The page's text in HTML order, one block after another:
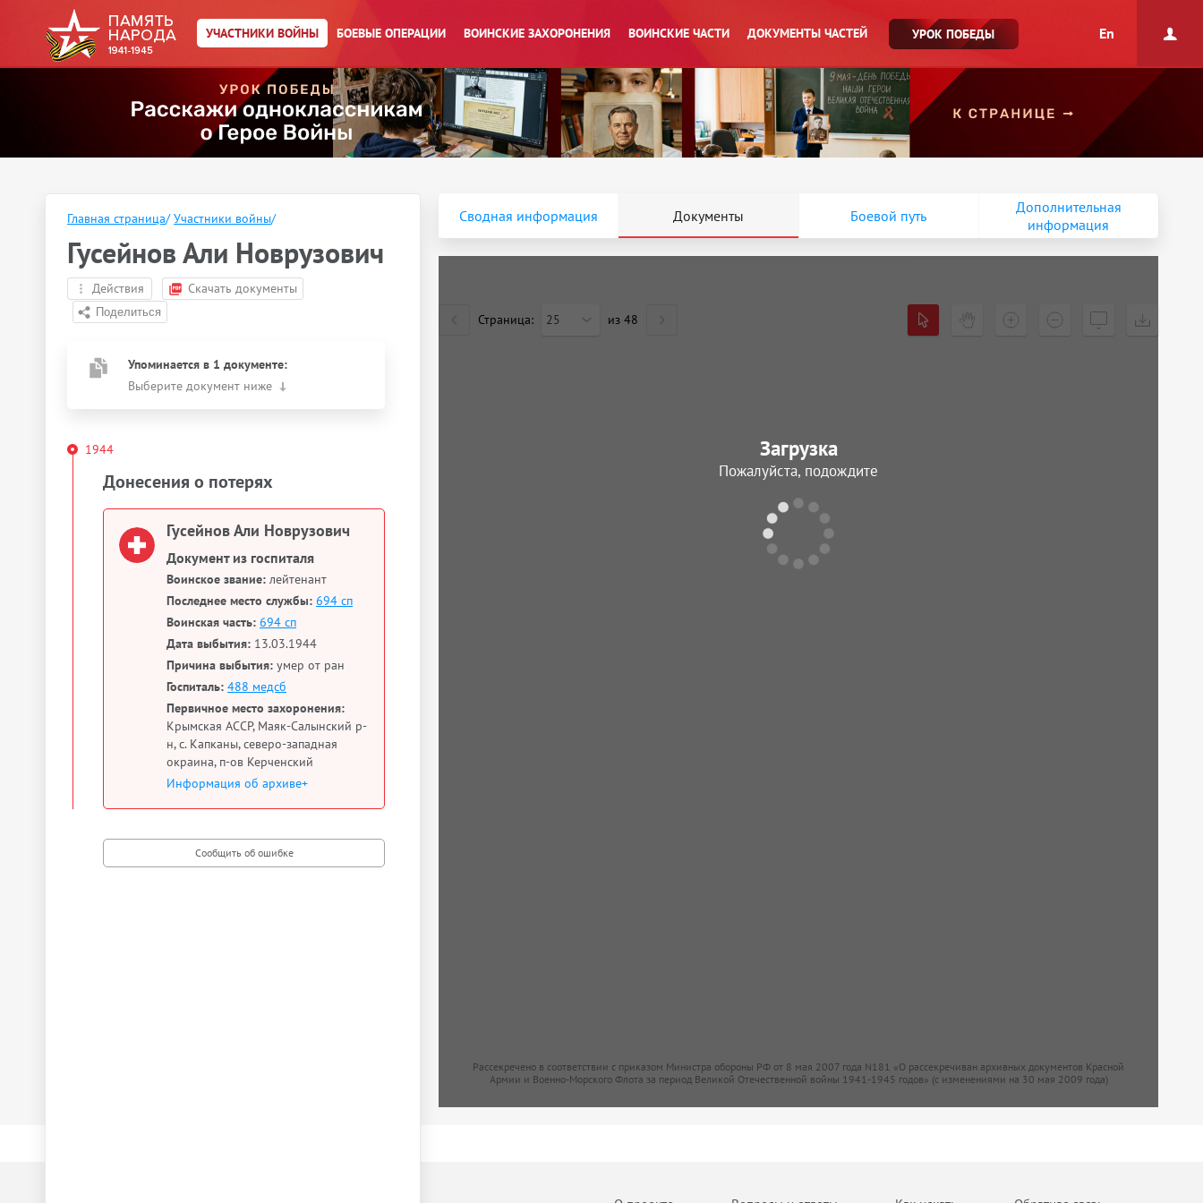
УЧАСТНИКИ ВОЙНЫ БОЕВЫЕ ОПЕРАЦИИ ВОИНСКИЕ ЗАХОРОНЕНИЯ ВОИНСКИЕ ЧАСТИ ДОКУМЕНТЫ ЧАСТЕЙ УРОК ПОБЕДЫ En
Главная страница/ Участники войны/
Гусейнов Али Новрузович
Действия Скачать документы
Упоминается в 1 документе:
Выберите документ ниже
1944
Донесения о потерях
Гусейнов Али Новрузович
Документ из госпиталя
Воинское звание: лейтенант
Последнее место службы: 694 сп
Воинская часть: 694 сп
Дата выбытия: 13.03.1944
Причина выбытия: умер от ран
Госпиталь: 488 медсб
Первичное место захоронения:
Крымская АССР, Маяк-Салынский р-
н, с. Капканы, северо-западная
окраина, п-ов Керченский
Информация об архиве+
Сводная информация Документы Боевой путь
Дополнительная
информация
Страница: 25 из 48
Рассекречено в соответствии с приказом Министра обороны РФ от 8 мая 2007 года N181 «О рассекречиван архивных документов Красной
Армии и Военно-Морского Флота за период Великой Отечественной войны 1941-1945 годов» (с изменениями на 30 мая 2009 года)
Загрузка
Пожалуйста, подождите